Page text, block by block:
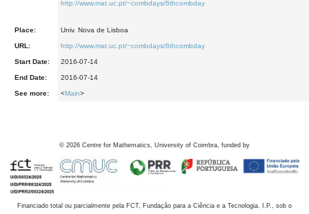
http://www.mat.uc.pt/~combdays/6thcombday
Place: Univ. Nova de Lisboa
URL: http://www.mat.uc.pt/~combdays/6thcombday
Start Date: 2016-07-14
End Date: 2016-07-14
See more: <Main>
© 2026 Centre for Mathematics, University of Coimbra, funded by
Financiado total ou parcialmente pela FCT, Fundação para a Ciência e a Tecnologia, I.P., sob o